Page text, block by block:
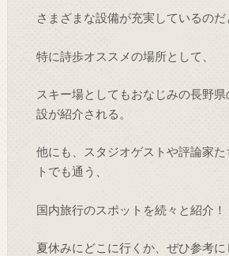
さまざまな設備が充実しているのだ
特に詩歩オススメの場所として、
スキー場としてもおなじみの長野
設が紹介される。
他にも、スタジオゲストや評論家
トでも通う、
国内旅行のスポットを続々と紹介！
夏休みにどこに行くか、ぜひ参考